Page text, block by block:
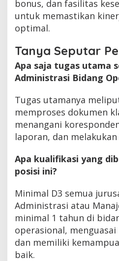
bonus, dan fasilitas
untuk memastikan
optimal.
Tanya Seputar
Apa saja tugas utama
Administrasi Bidang
Tugas utamanya
memproses dokumen
menangani
laporan, dan
Apa kualifikasi yang
posisi ini?
Minimal D3 semua
Administrasi atau
minimal 1 tahun di
operasional,
dan memiliki
baik.